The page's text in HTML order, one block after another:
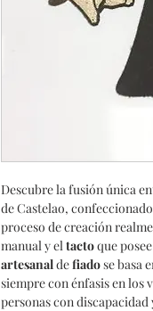
Descubre la fusión única
de Castelao, confeccionado
proceso de creación
manual y eltactoque
artesanaldefiadose basa
siempre con énfasis en los
personas con